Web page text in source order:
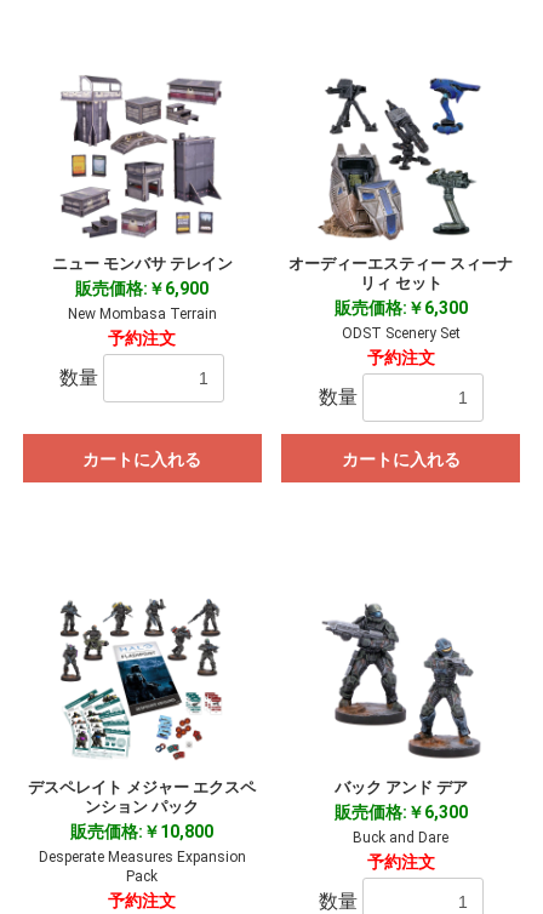
ニュー モンバサ テレイン
販売価格:￥6,900
New Mombasa Terrain
予約注文
数量
カートに入れる
オーディーエスティー スィーナ
リィ セット
販売価格:￥6,300
ODST Scenery Set
予約注文
数量
カートに入れる
デスペレイト メジャー エクスペ
ンション パック
販売価格:￥10,800
Desperate Measures Expansion
Pack
予約注文
バック アンド デア
販売価格:￥6,300
Buck and Dare
予約注文
数量